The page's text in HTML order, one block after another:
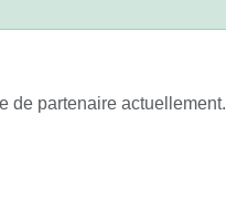
de partenaire actuellement.